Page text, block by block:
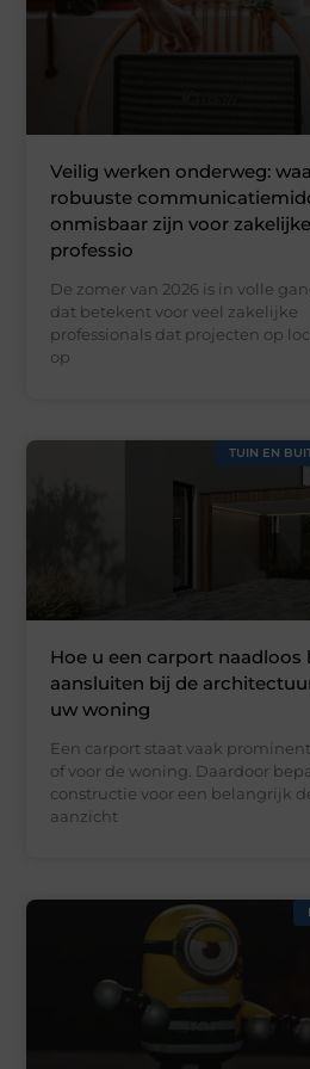
Veilig werken onderweg:
robuuste
onmisbaar zijn voor zakelijke
professio
De zomer van 2026 is in volle
dat betekent voor veel zakelijke
professionals dat projecten op
op
TUIN EN
Hoe u een carport naadloos
aansluiten bij de
uw woning
Een carport staat vaak
of voor de woning. Daardoor
constructie voor een belangrijk
aanzicht